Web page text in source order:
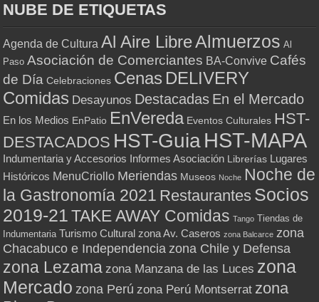
NUBE DE ETIQUETAS
Agenda de Cultura Al Aire LibreAlmuerzos Al
Paso Asociación de Comerciantes BA-Convive Cafés
de Día Celebraciones Cenas DELIVERY
Comidas Desayunos Destacadas En el Mercado
En los Medios EnPatio EnVereda Eventos Culturales HST-
DESTACADOS HST-GuiaHST-MAPA
Indumentaria y Accesorios Informes Asociación Librerías Lugares
Históricos MenuCriollo Meriendas Museos Noche Noche de
la Gastronomía 2021 Restaurantes Socios
2019-21 TAKE AWAY Comidas Tango Tiendas de
Indumentaria Turismo Cultural zona Av. Caseros zona Balcarce zona
Chacabuco e Independencia zona Chile y Defensa
zona Lezama zona Manzana de las Luces zona
Mercado zona Perú zona Perú Montserrat zona